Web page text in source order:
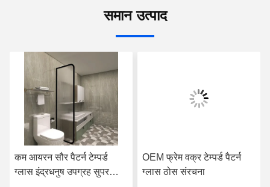
समान उत्पाद
कम आयरन सौर पैटर्न टेम्पर्ड
ग्लास इंद्रधनुष उपग्रह सुपर
OEM फ्रेम वक्र टेम्पर्ड पैटर्न
ग्लास ठोस संरचना